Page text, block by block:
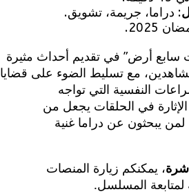
جريمة، تشويق.
في تقديم أحداث مثيرة
مع تسليط الضوء على قضايا
التي تواجه
في الحلقات يجعل من
عن دراما غنية
زيارة المنصات
المسلسل.